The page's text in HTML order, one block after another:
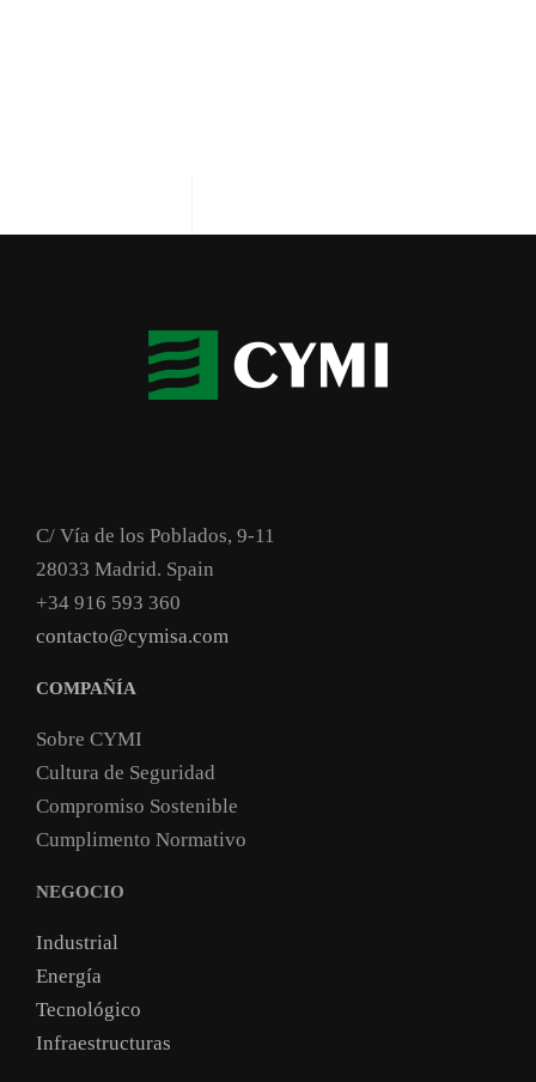
C/ Vía de los Poblados, 9-11
28033 Madrid. Spain
+34 916 593 360
contacto@cymisa.com
COMPAÑÍA
Sobre CYMI
Cultura de Seguridad
Compromiso Sostenible
Cumplimento Normativo
NEGOCIO
Industrial
Energía
Tecnológico
Infraestructuras